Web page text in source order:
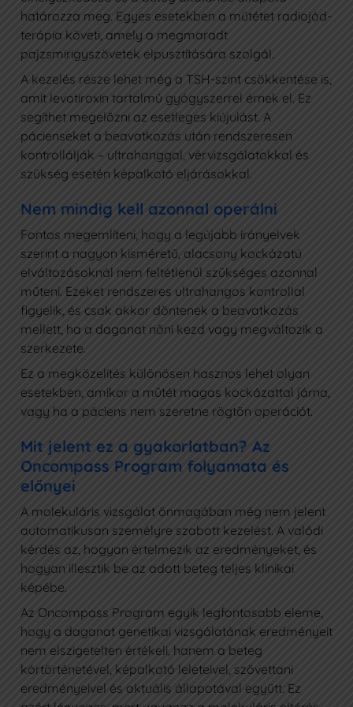
határozza meg. Egyes esetekben a műtétet radiojód-
terápia követi, amely a megmaradt
pajzsmirigyszövetek elpusztítására szolgál.
A kezelés része lehet még a TSH-szint csökkentése is,
amit levotiroxin tartalmú gyógyszerrel érnek el. Ez
segíthet megelőzni az esetleges kiújulást. A
pácienseket a beavatkozás után rendszeresen
kontrollálják – ultrahanggal, vérvizsgálatokkal és
szükség esetén képalkotó eljárásokkal.
Nem mindig kell azonnal operálni
Fontos megemlíteni, hogy a legújabb irányelvek
szerint a nagyon kisméretű, alacsony kockázatú
elváltozásoknál nem feltétlenül szükséges azonnal
műteni. Ezeket rendszeres ultrahangos kontrollal
figyelik, és csak akkor döntenek a beavatkozás
mellett, ha a daganat nőni kezd vagy megváltozik a
szerkezete.
Ez a megközelítés különösen hasznos lehet olyan
esetekben, amikor a műtét magas kockázattal járna,
vagy ha a páciens nem szeretne rögtön operációt.
Mit jelent ez a gyakorlatban? Az
Oncompass Program folyamata és
előnyei
A molekuláris vizsgálat önmagában még nem jelent
automatikusan személyre szabott kezelést. A valódi
kérdés az, hogyan értelmezik az eredményeket, és
hogyan illesztik be az adott beteg teljes klinikai
képébe.
Az Oncompass Program egyik legfontosabb eleme,
hogy a daganat genetikai vizsgálatának eredményeit
nem elszigetelten értékeli, hanem a beteg
kórtörténetével, képalkotó leleteivel, szövettani
eredményeivel és aktuális állapotával együtt. Ez